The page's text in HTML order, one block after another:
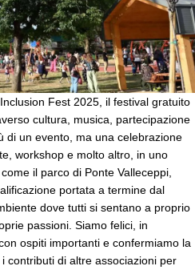
Fest 2025, il festival gratuito
cultura, musica, partecipazione
di un evento, ma una celebrazione
workshop e molto altro, in uno
il parco di Ponte Valleceppi,
portata a termine dal
dove tutti si sentano a proprio
passioni. Siamo felici, in
ospiti importanti e confermiamo la
contributi di altre associazioni per